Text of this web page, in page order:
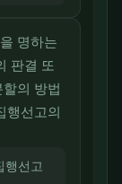
명하는
판결 또
의 방법
행선고의
행선고